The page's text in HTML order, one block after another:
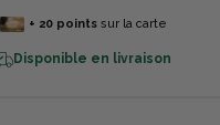
+ 20 points sur la carte
Disponible en livraison